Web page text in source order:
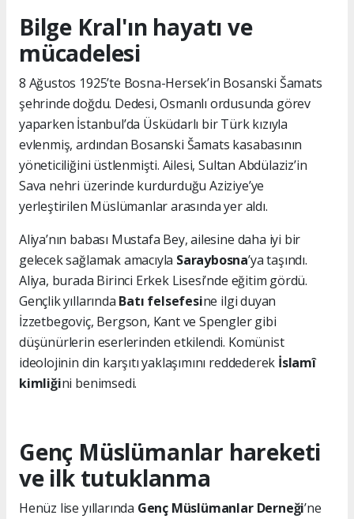
Bilge Kral'ın hayatı ve
mücadelesi
8 Ağustos 1925’te Bosna-Hersek’in Bosanski Šamats
şehrinde doğdu. Dedesi, Osmanlı ordusunda görev
yaparken İstanbul’da Üsküdarlı bir Türk kızıyla
evlenmiş, ardından Bosanski Šamats kasabasının
yöneticiliğini üstlenmişti. Ailesi, Sultan Abdülaziz’in
Sava nehri üzerinde kurdurduğu Aziziye’ye
yerleştirilen Müslümanlar arasında yer aldı.
Aliya’nın babası Mustafa Bey, ailesine daha iyi bir
gelecek sağlamak amacıyla Saraybosna’ya taşındı.
Aliya, burada Birinci Erkek Lisesi’nde eğitim gördü.
Gençlik yıllarında Batı felsefesine ilgi duyan
İzzetbegoviç, Bergson, Kant ve Spengler gibi
düşünürlerin eserlerinden etkilendi. Komünist
ideolojinin din karşıtı yaklaşımını reddederek İslamî
kimliğini benimsedi.
Genç Müslümanlar hareketi
ve ilk tutuklanma
Henüz lise yıllarında Genç Müslümanlar Derneği’ne